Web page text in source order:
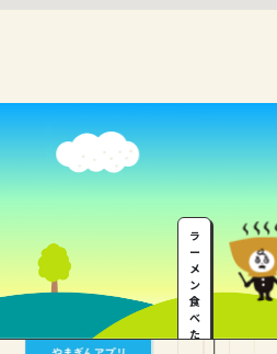
ラ
ー
メ
ン
食
べ
た